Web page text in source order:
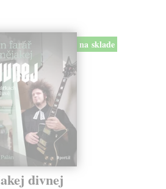
na sklade
divnej